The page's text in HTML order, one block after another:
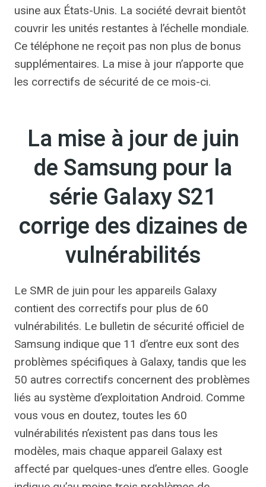
usine aux États-Unis. La société devrait bientôt
couvrir les unités restantes à l’échelle mondiale.
Ce téléphone ne reçoit pas non plus de bonus
supplémentaires. La mise à jour n’apporte que
les correctifs de sécurité de ce mois-ci.
La mise à jour de juin
de Samsung pour la
série Galaxy S21
corrige des dizaines de
vulnérabilités
Le SMR de juin pour les appareils Galaxy
contient des correctifs pour plus de 60
vulnérabilités. Le bulletin de sécurité officiel de
Samsung indique que 11 d’entre eux sont des
problèmes spécifiques à Galaxy, tandis que les
50 autres correctifs concernent des problèmes
liés au système d’exploitation Android. Comme
vous vous en doutez, toutes les 60
vulnérabilités n’existent pas dans tous les
modèles, mais chaque appareil Galaxy est
affecté par quelques-unes d’entre elles. Google